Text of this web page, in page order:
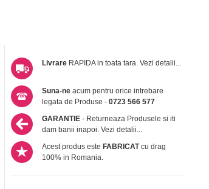
Livrare RAPIDA in toata tara.Vezi detalii...
Suna-ne acum pentru orice intrebare
legata de Produse -0723 566 577
GARANTIE - Returneaza Produsele si iti
dam banii inapoi.Vezi detalii...
Acest produs esteFABRICATcu drag
100% in Romania.